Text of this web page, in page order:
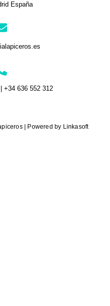
España
+34 636 552 312
| Powered by Linkasoft